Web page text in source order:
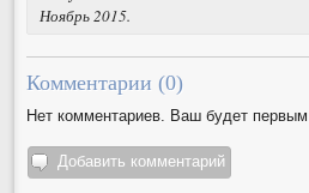
Ноябрь 2015.
Комментарии (0)
Нет комментариев. Ваш будет
Добавить комментарий